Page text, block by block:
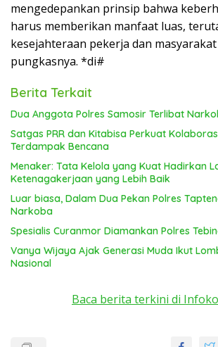
mengedepankan prinsip bahwa
harus memberikan manfaat luas,
kesejahteraan pekerja dan
pungkasnya. *di#
Berita Terkait
Dua Anggota Polres Samosir Terlibat
Satgas PRR dan Kitabisa Perkuat
Terdampak Bencana
Menaker: Tata Kelola yang Kuat Hadirkan
Ketenagakerjaan yang Lebih Baik
Luar biasa, Dalam Dua Pekan Polres
Narkoba
Spesialis Curanmor Diamankan Polres
Vanya Wijaya Ajak Generasi Muda Ikut
Nasional
Baca berita terkini di